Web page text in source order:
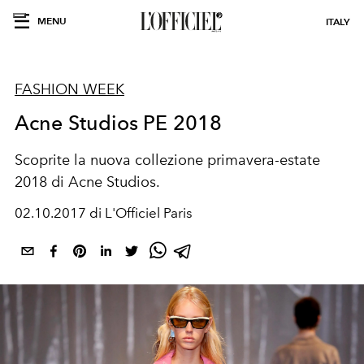
MENU ITALY
FASHION WEEK
Acne Studios PE 2018
Scoprite la nuova collezione primavera-estate
2018 di Acne Studios.
02.10.2017 di L'Officiel Paris